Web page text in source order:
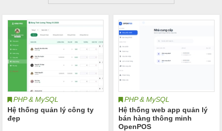
PHP & MySQL
Hệ thống quản lý công ty
đẹp
PHP & MySQL
Hệ thống web app quản lý
bán hàng thông minh
OpenPOS